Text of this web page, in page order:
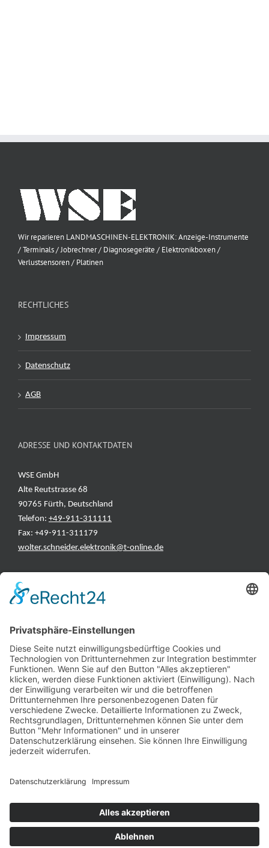
Wir reparieren LANDMASCHINEN-ELEKTRONIK: Anzeige-Instrumente
/ Terminals / Jobrechner / Diagnosegeräte / Elektronikboxen /
Verlustsensoren / Platinen
RECHTLICHES
Impressum
Datenschutz
AGB
ADRESSE UND KONTAKTDATEN
WSE GmbH
Alte Reutstrasse 68
90765 Fürth, Deutschland
Telefon: +49-911-311111
Fax: +49-911-311179
wolter.schneider.elektronik@t-online.de
INFORMATIONEN
Hersteller
Fehlerliste
Impressum
Datenschutzerklärung